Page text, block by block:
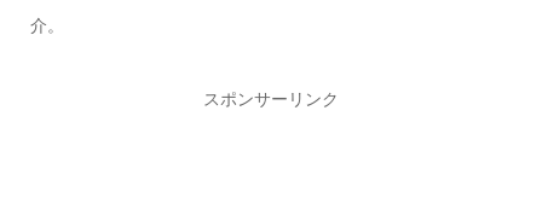
介。
スポンサーリンク